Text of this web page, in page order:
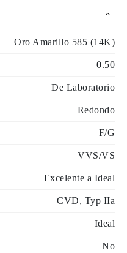
Oro Amarillo 585 (14K)
0.50
De Laboratorio
Redondo
F/G
VVS/VS
Excelente a Ideal
CVD, Typ IIa
Ideal
No